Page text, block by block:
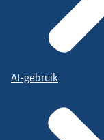
AI-gebruik